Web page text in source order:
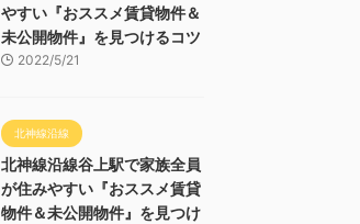
やすい『おススメ賃貸物件＆
未公開物件』を見つけるコツ
2022/5/21
北神線沿線
北神線沿線谷上駅で家族全員
が住みやすい『おススメ賃貸
物件＆未公開物件』を見つけ